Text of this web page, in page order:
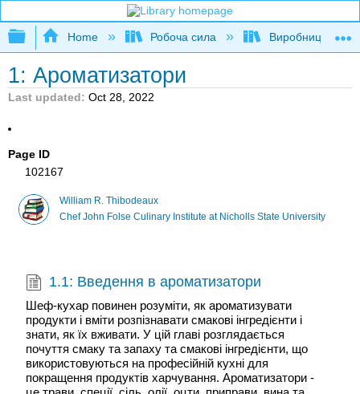
Expand/collapse global hierarchy
Home Робоча сила Виробництво
1: Ароматизатори
Last updated Oct 28, 2022
Page ID
102167
William R. Thibodeaux
Chef John Folse Culinary Institute at Nicholls State University
1.1: Введення в ароматизатори
Шеф-кухар повинен розуміти, як ароматизувати
продукти і вміти розпізнавати смакові інгредієнти і
знати, як їх вживати. У цій главі розглядається
почуття смаку та запаху та смакові інгредієнти, що
використовуються на професійній кухні для
покращення продуктів харчування. Ароматизатори -